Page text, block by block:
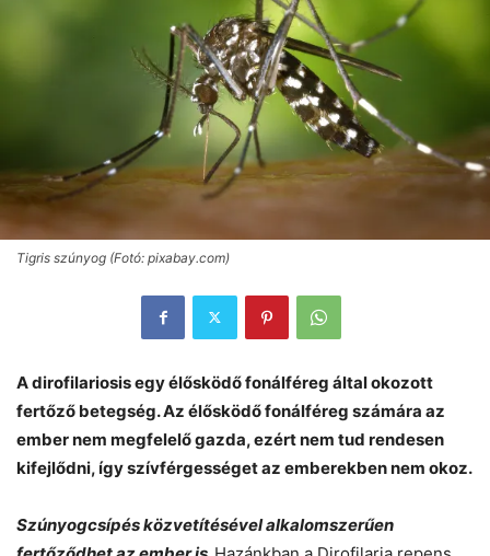
Tigris szúnyog (Fotó: pixabay.com)
A dirofilariosis egy élősködő fonálféreg által okozott
fertőző betegség. Az élősködő fonálféreg számára az
ember nem megfelelő gazda, ezért nem tud rendesen
kifejlődni, így szívférgességet az emberekben nem okoz.
Szúnyogcsípés közvetítésével alkalomszerűen